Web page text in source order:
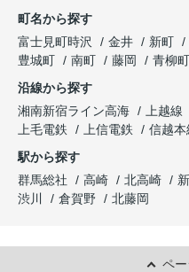
町名から探す
富士見町時沢
金井 新町
豊城町
南町 藤岡 青柳町
沿線から探す
湘南新宿ライン高海
上越線
上毛電鉄
上信電鉄 信越本
駅から探す
群馬総社
高崎 北高崎
渋川
倉賀野 北藤岡
ペ